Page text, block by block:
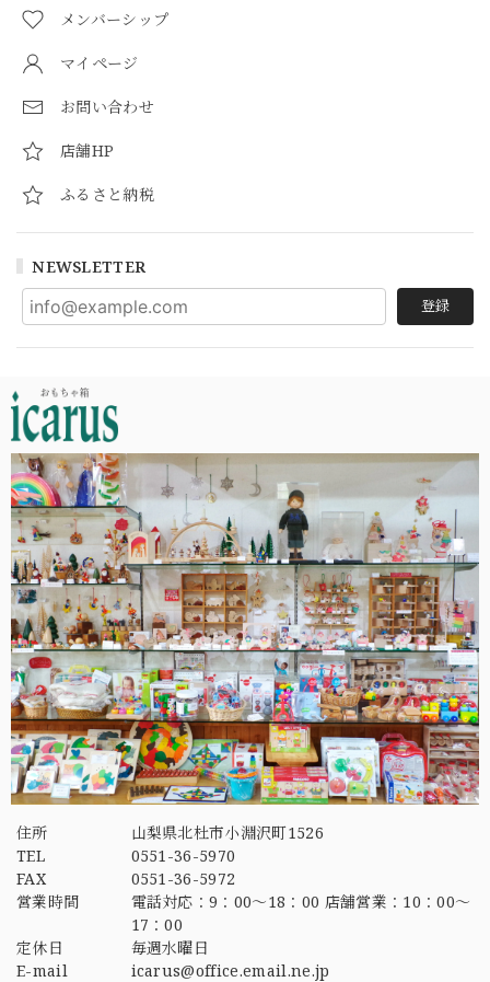
メンバーシップ
マイページ
お問い合わせ
店舗HP
ふるさと納税
NEWSLETTER
登録
住所
山梨県北杜市小淵沢町1526
TEL
0551-36-5970
FAX
0551-36-5972
営業時間
電話対応：9：00～18：00 店舗営業：10：00～
17：00
定休日
毎週水曜日
E-mail
icarus@office.email.ne.jp